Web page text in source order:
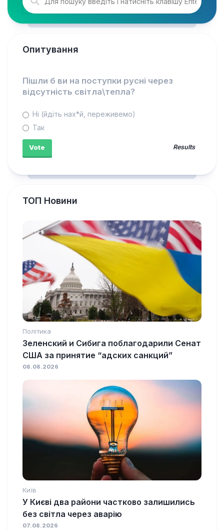
Опитування
Пішли б ви на поступки русні через
відсутність світла\тепла?
Ні (йдіть нах*й, переживемо)
Так
Results
ТОП Новини
Політика
Зеленский и Сибига поблагодарили Сенат
США за принятие “адских санкций”
08.08.2026
Київ
У Києві два райони частково залишились
без світла через аварію
07.08.2026